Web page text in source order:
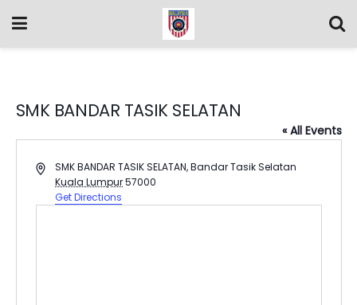
SMK BANDAR TASIK SELATAN
« All Events
AddressSMK BANDAR TASIK SELATAN, Bandar Tasik Selatan
Kuala Lumpur 57000
Get Directions